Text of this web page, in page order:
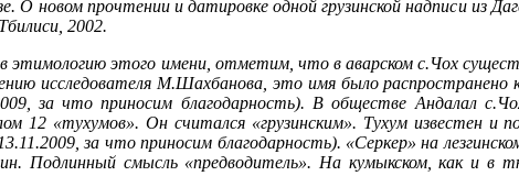
О новом прочтении и датировке одной грузинской надписи из
2002.
этимологию этого имени, отметим, что в аварском с.Чох
исследователя М.Шахбанова, это имя было
за что приносим благодарность). В обществе Андалал
12 «тухумов». Он считался «грузинским». Тухум известен и
за что приносим благодарность). «Серкер» на
Подлинный смысль «предводитель». На кумыкском, как и в